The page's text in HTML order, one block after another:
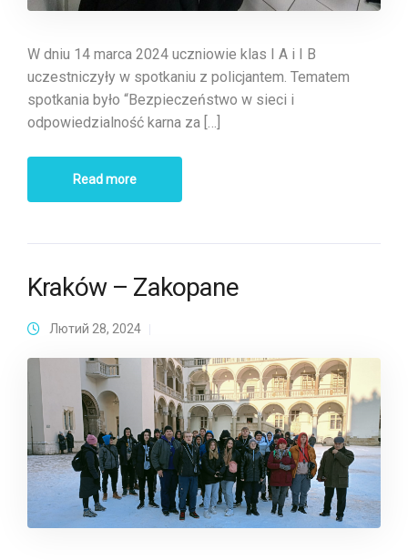
W dniu 14 marca 2024 uczniowie klas I A i I B
uczestniczyły w spotkaniu z policjantem. Tematem
spotkania było “Bezpieczeństwo w sieci i
odpowiedzialność karna za […]
Read more
Kraków – Zakopane
Лютий 28, 2024